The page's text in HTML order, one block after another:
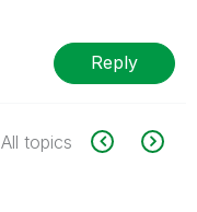
Reply
All topics